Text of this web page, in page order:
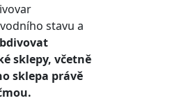
stavu a
sklepy, včetně
sklepa právě